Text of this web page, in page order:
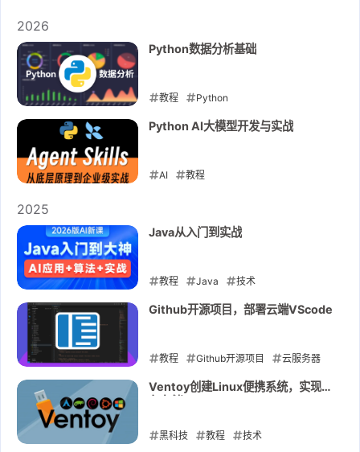
2026
Python数据分析基础
教程 Python
2026-01-19
Python AI大模型开发与实战
AI 教程
2025
Java从入门到实战
教程 Java 技术
2025-11-29
Github开源项目，部署云端VScode
教程 Github开源项目 云服务器
2025-09-13
Ventoy创建Linux便携系统，实现持
黑科技 教程 技术